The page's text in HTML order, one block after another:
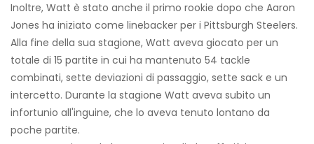
Inoltre, Watt è stato anche il primo rookie dopo che Aaron
Jones ha iniziato come linebacker per i Pittsburgh Steelers.
Alla fine della sua stagione, Watt aveva giocato per un
totale di 15 partite in cui ha mantenuto 54 tackle
combinati, sette deviazioni di passaggio, sette sack e un
intercetto. Durante la stagione Watt aveva subito un
infortunio all'inguine, che lo aveva tenuto lontano da
poche partite.